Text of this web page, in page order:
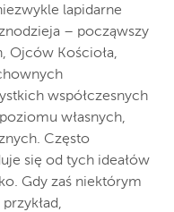
lapidarne
– począwszy
Ojców Kościoła,
współczesnych
własnych,
Często
się od tych ideałów
Gdy zaś niektórym